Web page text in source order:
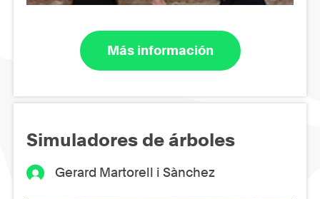
Más información
Simuladores de árboles
Gerard Martorell i Sànchez